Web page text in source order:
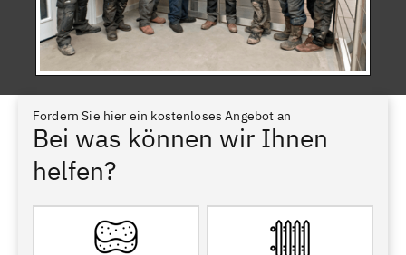
Fordern Sie hier ein kostenloses Angebot an
Bei was können wir Ihnen
helfen?